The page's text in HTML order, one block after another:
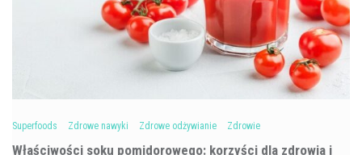
Superfoods Zdrowe nawyki Zdrowe odżywianie Zdrowie
Właściwości soku pomidorowego: korzyści dla zdrowia i